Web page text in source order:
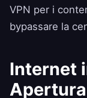
VPN per i
bypassare la
Internet